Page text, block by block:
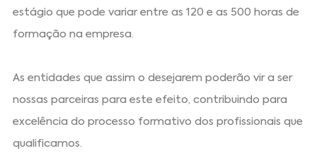
estágio que pode variar entre as 120 e as 500 horas de
formação na empresa.
As entidades que assim o desejarem poderão vir a ser
nossas parceiras para este efeito, contribuindo para
excelência do processo formativo dos profissionais que
qualificamos.